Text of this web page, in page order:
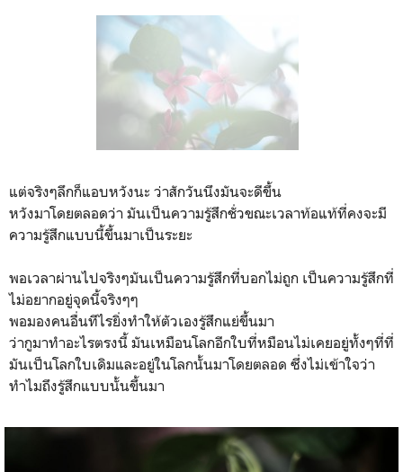
แต่จริงๆลึกก็แอบหวังนะ ว่าสักวันนึงมันจะดีขึ้น
หวังมาโดยตลอดว่า มันเป็นความรู้สึกชั่วขณะเวลาท้อแท้ที่คงจะมี
ความรู้สึกแบบนี้ขึ้นมาเป็นระยะ
พอเวลาผ่านไปจริงๆมันเป็นความรู้สึกที่บอกไม่ถูก เป็นความรู้สึกที่
ไม่อยากอยู่จุดนี้จริงๆๆ
พอมองคนอื่นทีไรยิ่งทำให้ตัวเองรู้สึกแย่ขึ้นมา
ว่ากูมาทำอะไรตรงนี้ มันเหมือนโลกอีกใบที่หมือนไม่เคยอยู่ทั้งๆที่ที่
มันเป็นโลกใบเดิมและอยู่ในโลกนั้นมาโดยตลอด ซึ่งไม่เข้าใจว่า
ทำไมถึงรู้สึกแบบนั้นขึ้นมา